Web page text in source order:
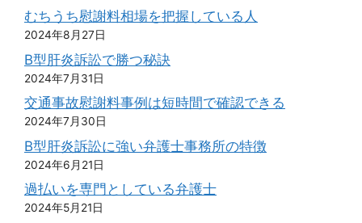
むちうち慰謝料相場を把握している人
2024年8月27日
B型肝炎訴訟で勝つ秘訣
2024年7月31日
交通事故慰謝料事例は短時間で確認できる
2024年7月30日
B型肝炎訴訟に強い弁護士事務所の特徴
2024年6月21日
過払いを専門としている弁護士
2024年5月21日